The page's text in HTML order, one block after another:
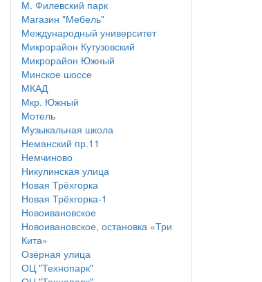
М. Филевский парк
Магазин "Мебель"
Международный университет
Микрорайон Кутузовский
Микрорайон Южный
Минское шоссе
МКАД
Мкр. Южный
Мотель
Музыкальная школа
Неманский пр.11
Немчиново
Никулинская улица
Новая Трёхгорка
Новая Трёхгорка-1
Новоивановское
Новоивановское, остановка «Три
Кита»
Озёрная улица
ОЦ "Технопарк"